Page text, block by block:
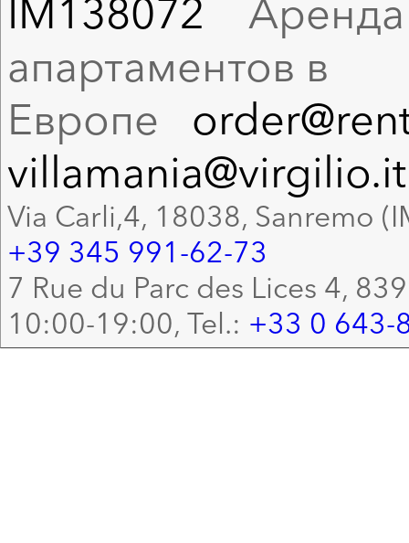
IM138072 Аренда
апартаментов в
Европе
villamania@virgilio.it
Via Carli,4, 18038, Sanremo
+39 345 991-62-73
7 Rue du Parc des Lices 4,
10:00-19:00, Tel.: +33 0 643-